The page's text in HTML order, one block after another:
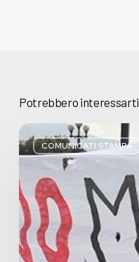
Potrebbero interessarti
COMUNICATI STAMPA
Basta
bugie,
Regione
Lombardia
pratica
l’antimafia
solo
a
parole